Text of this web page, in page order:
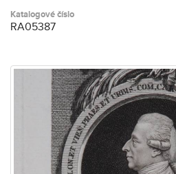
Katalogové číslo
RA05387